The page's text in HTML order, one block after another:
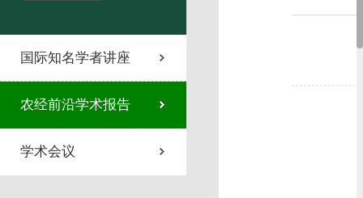
国际知名学者讲座
农经前沿学术报告
学术会议